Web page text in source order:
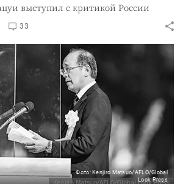
выступил с критикой России
33
Фото: Kenjiro Matsuo/AFLO/Global
Look Press